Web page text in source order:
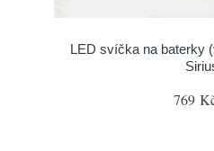
LED svíčka na baterky
769